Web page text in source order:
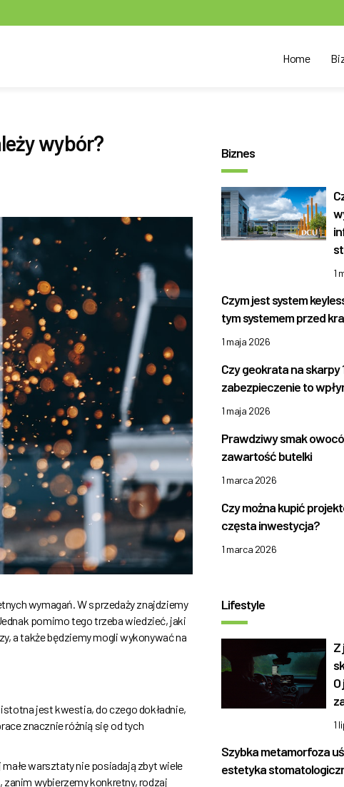
Home
wybór?
wymagań. W sprzedaży znajdziemy
pomimo tego trzeba wiedzieć, jaki
a także będziemy mogli wykonywać na
jest kwestia, do czego dokładnie,
znacznie różnią się od tych
warsztaty nie posiadają zbyt wiele
wybierzemy konkretny, rodzaj
Biznes
1
Czym jest system
tym systemem przed
1 maja 2026
Czy geokrata na
zabezpieczenie to
1 maja 2026
Prawdziwy smak
zawartość butelki
1 marca 2026
Czy można kupić
częsta inwestycja?
1 marca 2026
Lifestyle
Z
1
Szybka metamorfoza
estetyka